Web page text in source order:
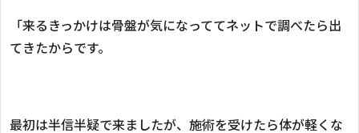
「来るきっかけは骨盤が気になっててネットで調べたら出
てきたからです。
最初は半信半疑で来ましたが、施術を受けたら体が軽くな